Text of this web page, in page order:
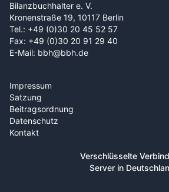
Bilanzbuchhalter e. V.
Kronenstraße 19, 10117 Berlin
Tel.: +49 (0)30 20 45 52 57
Fax: +49 (0)30 20 91 29 40
E-Mail: bbh@bbh.de
Impressum
Satzung
Beitragsordnung
Datenschutz
Kontakt
Verschlüsselte
Server in